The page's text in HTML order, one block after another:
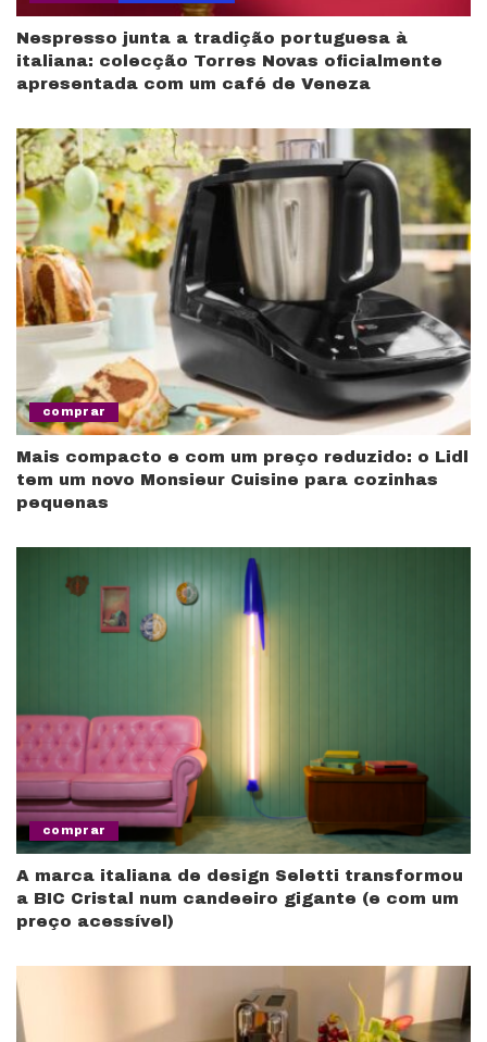
Nespresso junta a tradição portuguesa à
italiana: colecção Torres Novas oficialmente
apresentada com um café de Veneza
comprar
Mais compacto e com um preço reduzido: o Lidl
tem um novo Monsieur Cuisine para cozinhas
pequenas
comprar
A marca italiana de design Seletti transformou
a BIC Cristal num candeeiro gigante (e com um
preço acessível)